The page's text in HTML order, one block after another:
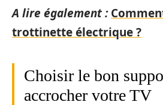
A lire également :
trottinette électrique ?
Choisir le bon
accrocher votre TV